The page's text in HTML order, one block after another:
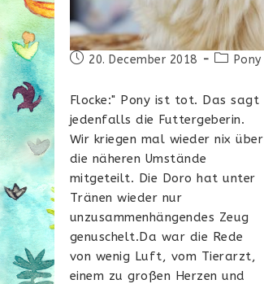
Beitrag20. December 2018
Beitrags-
Pony
Flocke:" Pony ist tot. Das sagt
jedenfalls die Futtergeberin.
Wir kriegen mal wieder nix über
die näheren Umstände
mitgeteilt. Die Doro hat unter
Tränen wieder nur
unzusammenhängendes Zeug
genuschelt.Da war die Rede
von wenig Luft, vom Tierarzt,
einem zu großen Herzen und